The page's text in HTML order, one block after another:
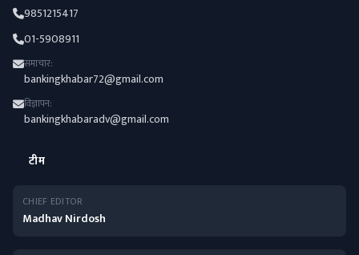
9851215417
01-5908911
समाचार:
bankingkhabar72@gmail.com
विज्ञापन:
bankingkhabaradv@gmail.com
टीम
CHIEF EDITOR
Madhav Nirdosh